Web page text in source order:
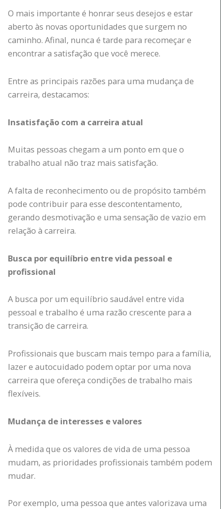
O mais importante é honrar seus desejos e estar
aberto às novas oportunidades que surgem no
caminho. Afinal, nunca é tarde para recomeçar e
encontrar a satisfação que você merece.
Entre as principais razões para uma mudança de
carreira, destacamos:
Insatisfação com a carreira atual
Muitas pessoas chegam a um ponto em que o
trabalho atual não traz mais satisfação.
A falta de reconhecimento ou de propósito também
pode contribuir para esse descontentamento,
gerando desmotivação e uma sensação de vazio em
relação à carreira.
Busca por equilíbrio entre vida pessoal e
profissional
A busca por um equilíbrio saudável entre vida
pessoal e trabalho é uma razão crescente para a
transição de carreira.
Profissionais que buscam mais tempo para a família,
lazer e autocuidado podem optar por uma nova
carreira que ofereça condições de trabalho mais
flexíveis.
Mudança de interesses e valores
À medida que os valores de vida de uma pessoa
mudam, as prioridades profissionais também podem
mudar.
Por exemplo, uma pessoa que antes valorizava uma